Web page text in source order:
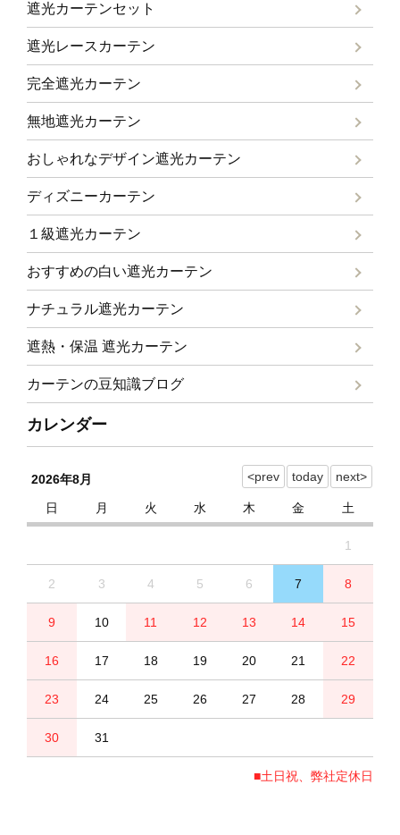
遮光カーテンセット
遮光レースカーテン
完全遮光カーテン
無地遮光カーテン
おしゃれなデザイン遮光カーテン
ディズニーカーテン
１級遮光カーテン
おすすめの白い遮光カーテン
ナチュラル遮光カーテン
遮熱・保温 遮光カーテン
カーテンの豆知識ブログ
カレンダー
2026年8月
日
月 火 水 木 金 土
1
2 3 4 5 6 7 8
9 10 11 12 13 14 15
16 17 18 19 20 21 22
23 24 25 26 27 28 29
30 31
■土日祝、弊社定休日